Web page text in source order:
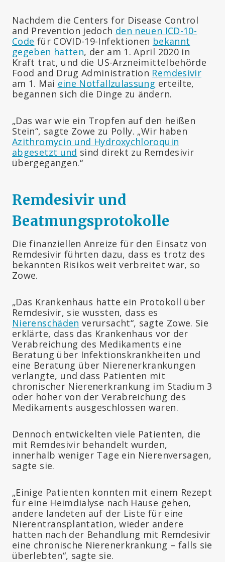
Nachdem die Centers for Disease Control
and Prevention jedoch den neuen ICD-10-
Code für COVID-19-Infektionen bekannt
gegeben hatten, der am 1. April 2020 in
Kraft trat, und die US-Arzneimittelbehörde
Food and Drug Administration Remdesivir
am 1. Mai eine Notfallzulassung erteilte,
begannen sich die Dinge zu ändern.
„Das war wie ein Tropfen auf den heißen
Stein“, sagte Zowe zu Polly. „Wir haben
Azithromycin und Hydroxychloroquin
abgesetzt und sind direkt zu Remdesivir
übergegangen.“
Remdesivir und
Beatmungsprotokolle
Die finanziellen Anreize für den Einsatz von
Remdesivir führten dazu, dass es trotz des
bekannten Risikos weit verbreitet war, so
Zowe.
„Das Krankenhaus hatte ein Protokoll über
Remdesivir, sie wussten, dass es
Nierenschäden verursacht“, sagte Zowe. Sie
erklärte, dass das Krankenhaus vor der
Verabreichung des Medikaments eine
Beratung über Infektionskrankheiten und
eine Beratung über Nierenerkrankungen
verlangte, und dass Patienten mit
chronischer Nierenerkrankung im Stadium 3
oder höher von der Verabreichung des
Medikaments ausgeschlossen waren.
Dennoch entwickelten viele Patienten, die
mit Remdesivir behandelt wurden,
innerhalb weniger Tage ein Nierenversagen,
sagte sie.
„Einige Patienten konnten mit einem Rezept
für eine Heimdialyse nach Hause gehen,
andere landeten auf der Liste für eine
Nierentransplantation, wieder andere
hatten nach der Behandlung mit Remdesivir
eine chronische Nierenerkrankung – falls sie
überlebten“, sagte sie.